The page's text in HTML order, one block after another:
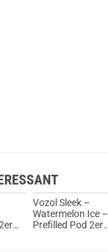
Vozol Sleek –
Watermelon Ice –
Prefilled Pod 2er